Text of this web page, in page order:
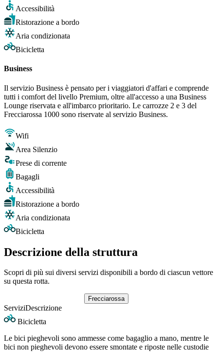
Accessibilità
Ristorazione a bordo
Aria condizionata
Bicicletta
Business
Il servizio Business è pensato per i viaggiatori d'affari e comprende
tutti i comfort del livello Premium, oltre all'accesso a una Business
Lounge riservata e all'imbarco prioritario. Le carrozze 2 e 3 del
Frecciarossa 1000 sono riservate al servizio Business.
Wifi
Area Silenzio
Prese di corrente
Bagagli
Accessibilità
Ristorazione a bordo
Aria condizionata
Bicicletta
Descrizione della struttura
Scopri di più sui diversi servizi disponibili a bordo di ciascun vettore
su questa rotta.
Frecciarossa
ServiziDescrizione
Bicicletta
Le bici pieghevoli sono ammesse come bagaglio a mano, mentre le
bici non pieghevoli devono essere smontate e riposte nelle custodie